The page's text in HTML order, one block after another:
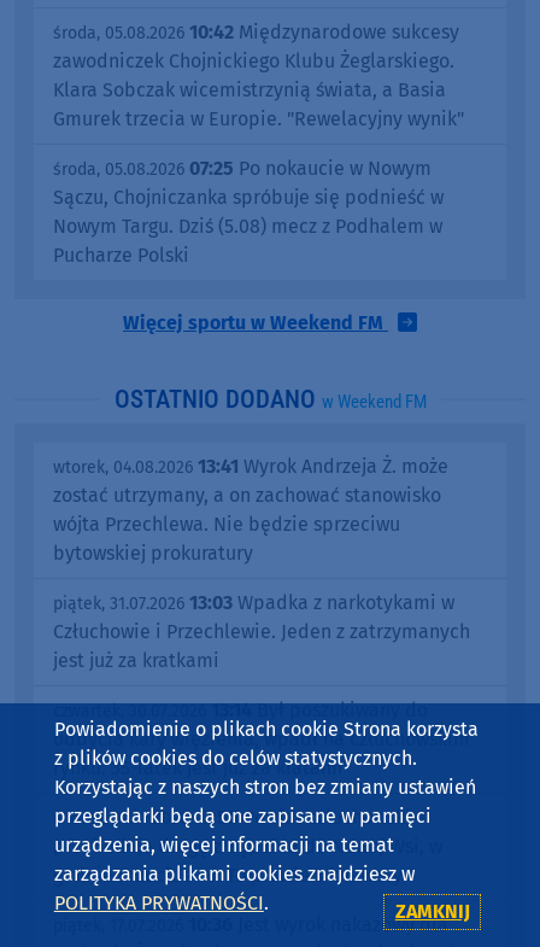
środa, 05.08.2026 10:42 Międzynarodowe sukcesy
zawodniczek Chojnickiego Klubu Żeglarskiego.
Klara Sobczak wicemistrzynią świata, a Basia
Gmurek trzecia w Europie. "Rewelacyjny wynik"
środa, 05.08.2026 07:25 Po nokaucie w Nowym
Sączu, Chojniczanka spróbuje się podnieść w
Nowym Targu. Dziś (5.08) mecz z Podhalem w
Pucharze Polski
Więcej sportu w Weekend FM
OSTATNIO DODANO w Weekend FM
wtorek, 04.08.2026 13:41 Wyrok Andrzeja Ż. może
zostać utrzymany, a on zachować stanowisko
wójta Przechlewa. Nie będzie sprzeciwu
bytowskiej prokuratury
piątek, 31.07.2026 13:03 Wpadka z narkotykami w
Człuchowie i Przechlewie. Jeden z zatrzymanych
jest już za kratkami
13:14Był poszukiwany do
odbycia kary więzienia, wpadł na człuchowskim
rynku. 35-latek jest już za kratami
wtorek, 21.07.2026 07:55Powiat człuchowski
przebuduje drogę z Sąpolna do Nowej Wsi, w
gminie Przechlewo. To prawie 5 km trasy
Jest wyrok nakazowy dla
Powiadomienie o plikach cookie Strona korzysta
z plików cookies do celów statystycznych.
Korzystając z naszych stron bez zmiany ustawień
przeglądarki będą one zapisane w pamięci
urządzenia, więcej informacji na temat
zarządzania plikami cookies znajdziesz w
POLITYKA PRYWATNOŚCI. ZAMKNIJ